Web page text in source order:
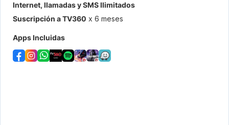
Internet, llamadas y SMS Ilimitados
Suscripción a TV360 x 6 meses
Apps Incluidas
Call of Duty, Free Fire y Waze
120GB en Alta Velocidad desde el mes 13
120GB Hostpot en Alta Velocidad
Acumula hasta 1,000 GBs